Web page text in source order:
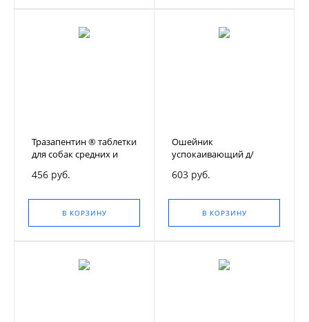
Тразапентин ® таблетки
для собак средних и
таблеток
456 руб.
В КОРЗИНУ
Ошейник
успокаивающий д/
KEEP CALM
603 руб.
В КОРЗИНУ